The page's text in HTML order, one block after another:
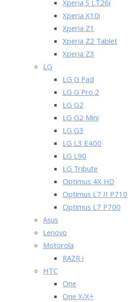
Xperia S LT26i
Xperia X10i
Xperia Z1
Xperia Z2 Tablet
Xperia Z3
LG
LG G Pad
LG G Pro 2
LG G2
LG G2 Mini
LG G3
LG L3 E400
LG L90
LG Tribute
Optimus 4X HD
Optimus L7 II P710
Optimus L7 P700
Asus
Lenovo
Motorola
RAZR i
HTC
One
One X/X+